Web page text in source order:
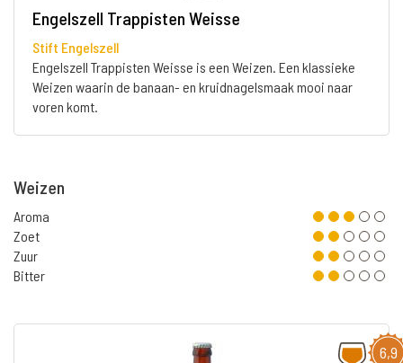
Engelszell Trappisten Weisse
Stift Engelszell
Engelszell Trappisten Weisse is een Weizen. Een klassieke
Weizen waarin de banaan- en kruidnagelsmaak mooi naar
voren komt.
Weizen
Aroma
Zoet
Zuur
Bitter
6,9